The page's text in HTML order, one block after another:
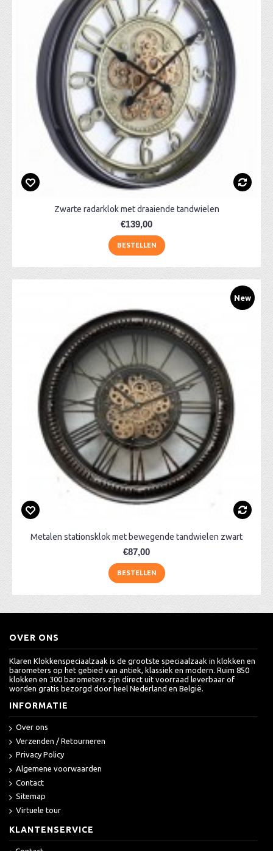
Zwarte radarklok met draaiende tandwielen
€139,00
BESTELLEN
New
Metalen stationsklok met bewegende tandwielen zwart
€87,00
BESTELLEN
OVER ONS
Klaren Klokkenspeciaalzaak is de grootste speciaalzaak in klokken en
barometers op het gebied van antiek, klassiek en modern. Ruim 850
klokken en 300 barometers zijn direct uit voorraad leverbaar of
worden gratis bezorgd door heel Nederland en België.
INFORMATIE
Over ons
Verzenden / Retourneren
Privacy Policy
Algemene voorwaarden
Contact
Sitemap
Virtuele tour
KLANTENSERVICE